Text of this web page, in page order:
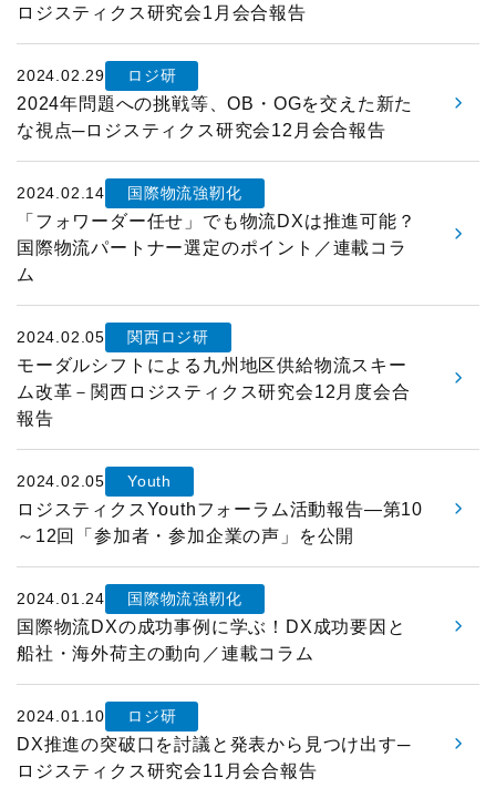
ディスクロージャ情報
お問い合わせ
テーマ別研究会
ロジスティクス強調月間
展示会
国際物流総合展
HRM（人的資源管理）
イノベーション推進
グローバル
ロジスティクス大賞
物流改善賞
ライブラリ
物流現場改善事例集
物流技術管理士「優秀論文」
調査研究実績一覧
標準企業コードの取得要領
ロジスティクス研究会1月会合報告
2024.02.29 ロジ研
2024年問題への挑戦等、OB・OGを交えた新た
な視点─ロジスティクス研究会12月会合報告
2024.02.14 国際物流強靭化
「フォワーダー任せ」でも物流DXは推進可能？
国際物流パートナー選定のポイント／連載コラ
ム
2024.02.05 関西ロジ研
モーダルシフトによる九州地区供給物流スキー
ム改革－関西ロジスティクス研究会12月度会合
報告
2024.02.05 Youth
ロジスティクスYouthフォーラム活動報告―第10
～12回「参加者・参加企業の声」を公開
2024.01.24 国際物流強靭化
国際物流DXの成功事例に学ぶ！DX成功要因と
船社・海外荷主の動向／連載コラム
2024.01.10 ロジ研
DX推進の突破口を討議と発表から見つけ出す─
ロジスティクス研究会11月会合報告